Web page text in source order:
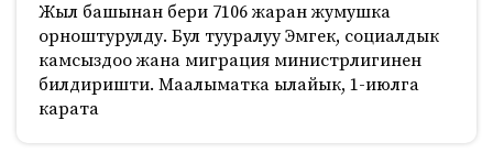
Жыл башынан бери 7106 жаран жумушка
орноштурулду. Бул тууралуу Эмгек, социалдык
камсыздоо жана миграция министрлигинен
билдиришти. Маалыматка ылайык, 1-июлга
карата